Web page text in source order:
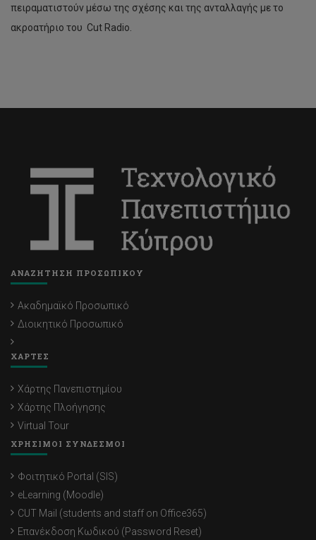
πειραματιστούν μέσω της σχέσης και της ανταλλαγής με το
ακροατήριο του Cut Radio.
ΑΝΑΖΗΤΗΣΗ ΠΡΟΣΩΠΙΚΟΥ
Ακαδημαϊκό Προσωπικό
Διοικητικό Προσωπικό
ΧΑΡΤΕΣ
Χάρτης Πανεπιστημίου
Χάρτης Πλοήγησης
Virtual Tour
ΧΡΗΣΙΜΟΙ ΣΥΝΔΕΣΜΟΙ
Φοιτητικό Portal (SIS)
eLearning (Moodle)
CUT Mail (students and staff on Office365)
Επανέκδοση Κωδικού (Password Reset)